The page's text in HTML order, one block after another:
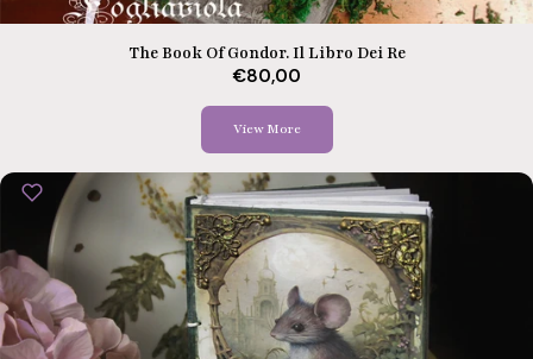
View More
The Book Of Gondor. Il Libro Dei Re
€80,00